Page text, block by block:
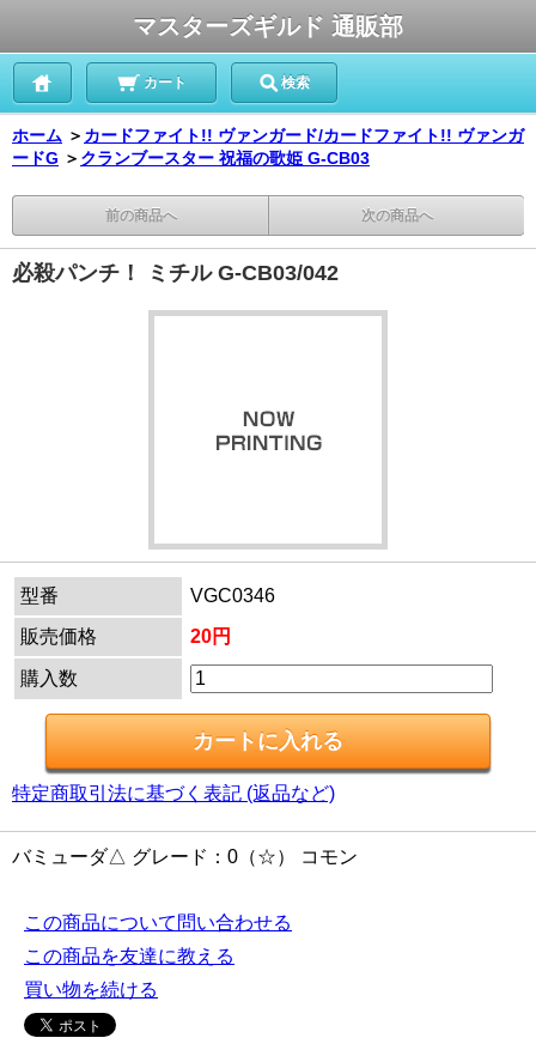
マスターズギルド 通販部
カート 検索
ホーム ＞ カードファイト!! ヴァンガード/カードファイト!! ヴァンガ
ードG ＞ クランブースター 祝福の歌姫 G-CB03
前の商品へ 次の商品へ
必殺パンチ！ ミチル G-CB03/042
型番
VGC0346
販売価格
20円
購入数
特定商取引法に基づく表記 (返品など)
バミューダ△ グレード：0（☆） コモン
この商品について問い合わせる
この商品を友達に教える
買い物を続ける